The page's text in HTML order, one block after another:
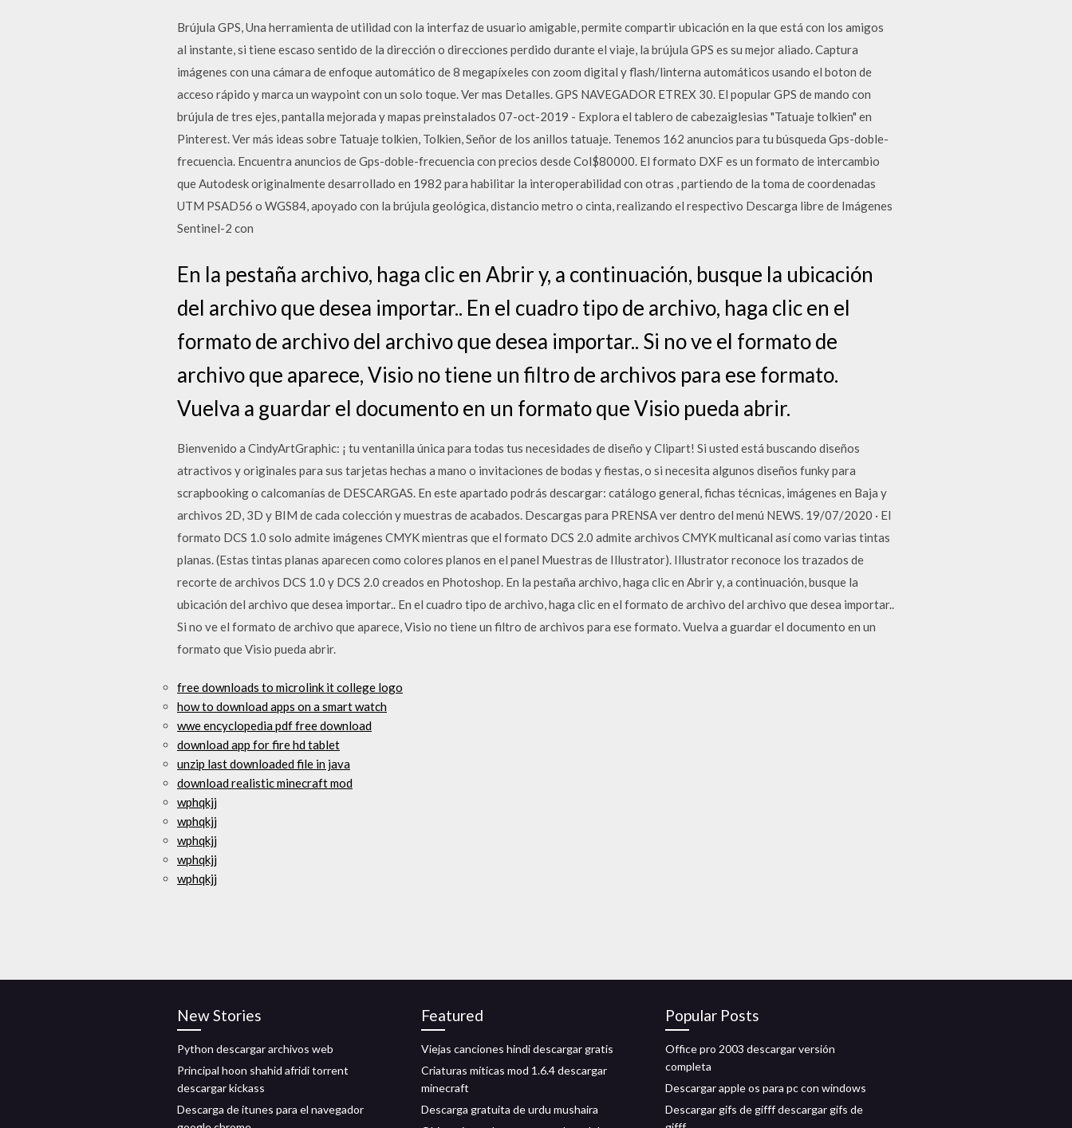
Brújula GPS, Una herramienta de utilidad con la interfaz de usuario amigable, permite compartir ubicación en la que está con los amigos
al instante, si tiene escaso sentido de la dirección o direcciones perdido durante el viaje, la brújula GPS es su mejor aliado. Captura
imágenes con una cámara de enfoque automático de 8 megapíxeles con zoom digital y flash/linterna automáticos usando el boton de
acceso rápido y marca un waypoint con un solo toque. Ver mas Detalles. GPS NAVEGADOR ETREX 30. El popular GPS de mando con
brújula de tres ejes, pantalla mejorada y mapas preinstalados 07-oct-2019 - Explora el tablero de cabezaiglesias "Tatuaje tolkien" en
Pinterest. Ver más ideas sobre Tatuaje tolkien, Tolkien, Señor de los anillos tatuaje. Tenemos 162 anuncios para tu búsqueda Gps-doble-
frecuencia. Encuentra anuncios de Gps-doble-frecuencia con precios desde Col$80000. El formato DXF es un formato de intercambio
que Autodesk originalmente desarrollado en 1982 para habilitar la interoperabilidad con otras , partiendo de la toma de coordenadas
UTM PSAD56 o WGS84, apoyado con la brújula geológica, distancio metro o cinta, realizando el respectivo Descarga libre de Imágenes
Sentinel-2 con
En la pestaña archivo, haga clic en Abrir y, a continuación, busque la ubicación
del archivo que desea importar.. En el cuadro tipo de archivo, haga clic en el
formato de archivo del archivo que desea importar.. Si no ve el formato de
archivo que aparece, Visio no tiene un filtro de archivos para ese formato.
Vuelva a guardar el documento en un formato que Visio pueda abrir.
Bienvenido a CindyArtGraphic: ¡ tu ventanilla única para todas tus necesidades de diseño y Clipart! Si usted está buscando diseños
atractivos y originales para sus tarjetas hechas a mano o invitaciones de bodas y fiestas, o si necesita algunos diseños funky para
scrapbooking o calcomanías de DESCARGAS. En este apartado podrás descargar: catálogo general, fichas técnicas, imágenes en Baja y
archivos 2D, 3D y BIM de cada colección y muestras de acabados. Descargas para PRENSA ver dentro del menú NEWS. 19/07/2020 · El
formato DCS 1.0 solo admite imágenes CMYK mientras que el formato DCS 2.0 admite archivos CMYK multicanal así como varias tintas
planas. (Estas tintas planas aparecen como colores planos en el panel Muestras de Illustrator). Illustrator reconoce los trazados de
recorte de archivos DCS 1.0 y DCS 2.0 creados en Photoshop. En la pestaña archivo, haga clic en Abrir y, a continuación, busque la
ubicación del archivo que desea importar.. En el cuadro tipo de archivo, haga clic en el formato de archivo del archivo que desea importar..
Si no ve el formato de archivo que aparece, Visio no tiene un filtro de archivos para ese formato. Vuelva a guardar el documento en un
formato que Visio pueda abrir.
free downloads to microlink it college logo
how to download apps on a smart watch
wwe encyclopedia pdf free download
download app for fire hd tablet
unzip last downloaded file in java
download realistic minecraft mod
wphqkjj
wphqkjj
wphqkjj
wphqkjj
wphqkjj
New Stories
Python descargar archivos web
Principal hoon shahid afridi torrent
descargar kickass
Descarga de itunes para el navegador
Featured
Viejas canciones hindi descargar gratis
Criaturas míticas mod 1.6.4 descargar
minecraft
Descarga gratuita de urdu mushaira
Popular Posts
Office pro 2003 descargar versión
completa
Descargar apple os para pc con windows
Descargar gifs de gifff descargar gifs de